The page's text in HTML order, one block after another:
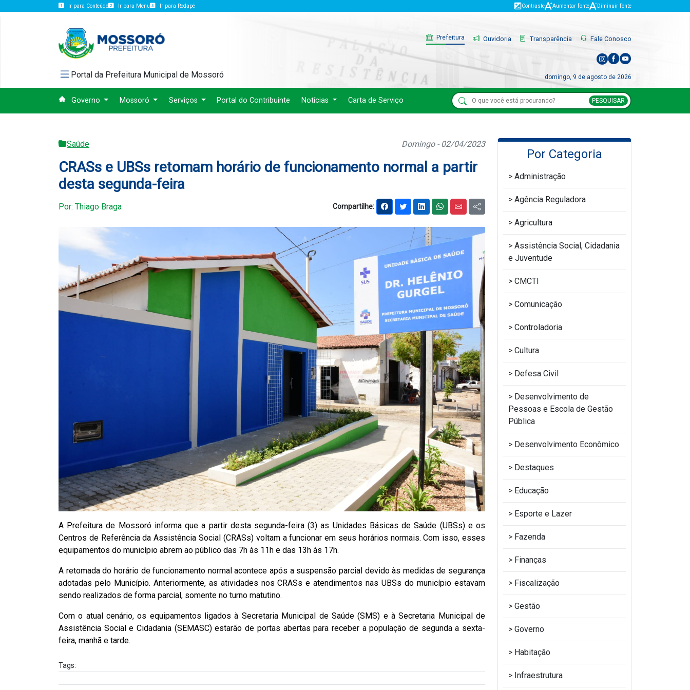
Ir para Conteúdo Ir para Menu Ir para Rodapé Contraste Aumentar fonte Diminuir fonte
Portal da Prefeitura Municipal de Mossoró
Prefeitura Ouvidoria Transparência Fale Conosco
domingo, 9 de agosto de 2026
Governo Mossoró Serviços Portal do Contribuinte Notícias Carta de Serviço PESQUISAR
Saúde Domingo - 02/04/2023
CRASs e UBSs retomam horário de funcionamento normal a partir
desta segunda-feira
Por: Thiago Braga Compartilhe:
A Prefeitura de Mossoró informa que a partir desta segunda-feira (3) as Unidades Básicas de Saúde (UBSs) e os
Centros de Referência da Assistência Social (CRASs) voltam a funcionar em seus horários normais. Com isso, esses
equipamentos do município abrem ao público das 7h às 11h e das 13h às 17h.
A retomada do horário de funcionamento normal acontece após a suspensão parcial devido às medidas de segurança
adotadas pelo Município. Anteriormente, as atividades nos CRASs e atendimentos nas UBSs do município estavam
sendo realizados de forma parcial, somente no turno matutino.
Com o atual cenário, os equipamentos ligados à Secretaria Municipal de Saúde (SMS) e à Secretaria Municipal de
Assistência Social e Cidadania (SEMASC) estarão de portas abertas para receber a população de segunda a sexta-
feira, manhã e tarde.
Tags:
Por Categoria
Administração
Agência Reguladora
Agricultura
Assistência Social, Cidadania
e Juventude
CMCTI
Comunicação
Controladoria
Cultura
Defesa Civil
Desenvolvimento de
Pessoas e Escola de Gestão
Pública
Desenvolvimento Econômico
Destaques
Educação
Esporte e Lazer
Fazenda
Finanças
Fiscalização
Gestão
Governo
Habitação
Infraestrutura